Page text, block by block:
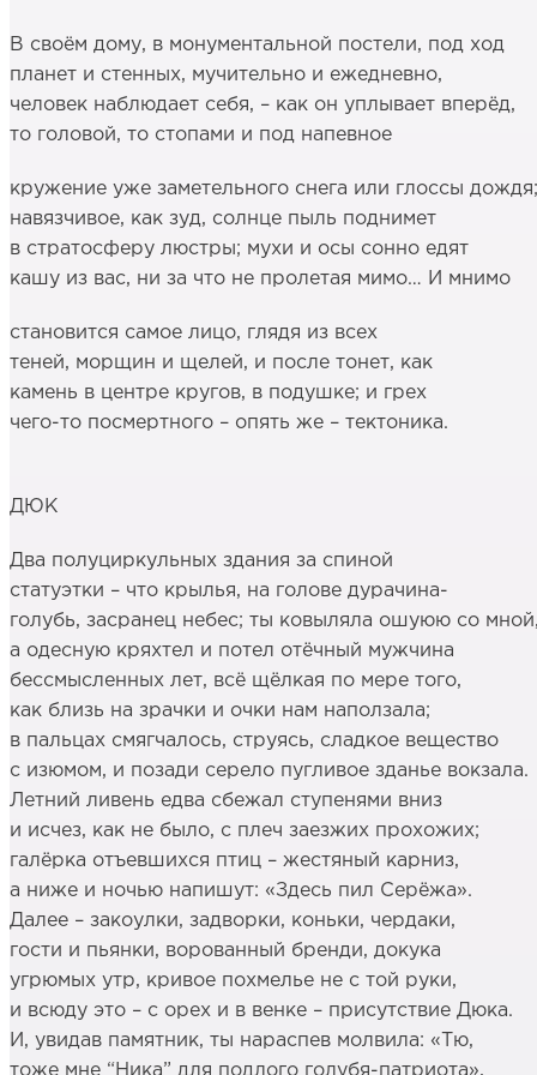
В своём дому, в монументальной постели, под ход
планет и стенных, мучительно и ежедневно,
человек наблюдает себя, – как он уплывает вперёд,
то головой, то стопами и под напевное
кружение уже заметельного снега или глоссы дождя;
навязчивое, как зуд, солнце пыль поднимет
в стратосферу люстры; мухи и осы сонно едят
кашу из вас, ни за что не пролетая мимо… И мнимо
становится самое лицо, глядя из всех
теней, морщин и щелей, и после тонет, как
камень в центре кругов, в подушке; и грех
чего-то посмертного – опять же – тектоника.
ДЮК
Два полуциркульных здания за спиной
статуэтки – что крылья, на голове дурачина-
голубь, засранец небес; ты ковыляла ошуюю со
а одесную кряхтел и потел отёчный мужчина
бессмысленных лет, всё щёлкая по мере того,
как близь на зрачки и очки нам наползала;
в пальцах смягчалось, струясь, сладкое вещество
с изюмом, и позади серело пугливое зданье вокзала.
Летний ливень едва сбежал ступенями вниз
и исчез, как не было, с плеч заезжих прохожих;
галёрка отъевшихся птиц – жестяный карниз,
а ниже и ночью напишут: «Здесь пил Серёжа».
Далее – закоулки, задворки, коньки, чердаки,
гости и пьянки, ворованный бренди, докука
угрюмых утр, кривое похмелье не с той руки,
и всюду это – с орех и в венке – присутствие Дюка.
И, увидав памятник, ты нараспев молвила: «Тю,
тоже мне “Ника” для подлого голубя-патриота»,